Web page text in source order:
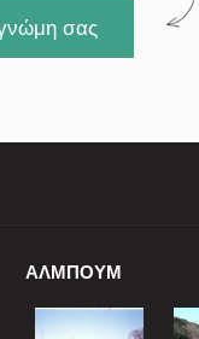
σας
ΑΛΜΠΟΥΜ